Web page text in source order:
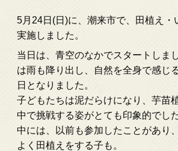
5月24日(日)に、潮来市で、田植え・
実施しました。
当日は、青空のなかでスタートしま
は雨も降り出し、自然を全身で感じ
日となりました。
子どもたちは泥だらけになり、芋苗
中で挑戦する姿がとても印象的でした
中には、以前も参加したことがあり
よく田植えをする子も。